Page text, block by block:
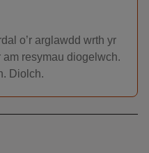
o’r arglawdd wrth yr
resymau diogelwch.
Diolch.